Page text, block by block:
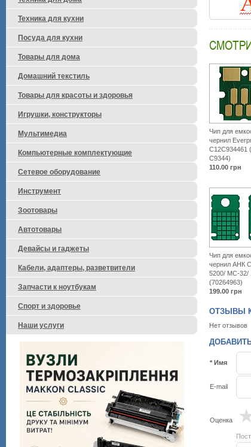
Чип для
чернил
C12C934461
C9344)
110.00 грн
Чип для
чернил АНК
5200/ MC-32/
(70264963)
199.00 грн
ОТЗЫВЫ К
Нет отзывов
ДОБАВИТЬ
* Имя
E-mail
Оценка
Техника для кухни
Посуда для кухни
Товары для дома
Домашний текстиль
Товары для красоты и здоровья
Игрушки, конструкторы
Мультимедиа
Компьютерные комплектующие
Сетевое оборудование
Инструмент
Зоотовары
Автотовары
Девайсы и гаджеты
Кабели, адаптеры, разветвители
Запчасти к ноутбукам
Спорт и здоровье
Наши услуги